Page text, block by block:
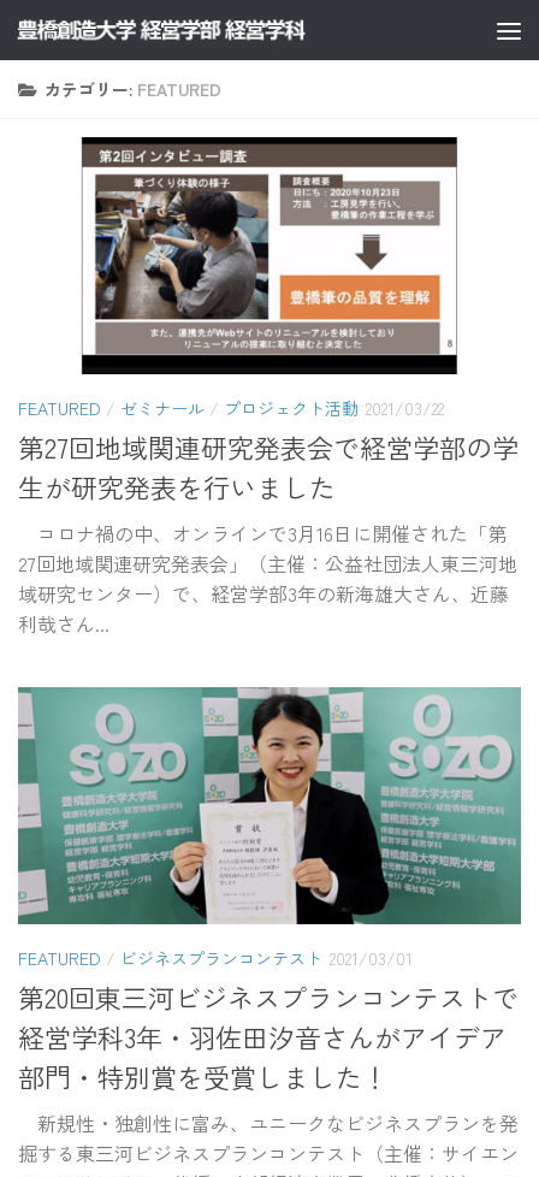
コンテンツへスキップ
カテゴリー: FEATURED
FEATURED / ゼミナール / プロジェクト活動 2021/03/22
第27回地域関連研究発表会で経営学部の学
生が研究発表を行いました
コロナ禍の中、オンラインで3月16日に開催された「第
27回地域関連研究発表会」（主催：公益社団法人東三河地
域研究センター）で、経営学部3年の新海雄大さん、近藤
利哉さん...
FEATURED / ビジネスプランコンテスト 2021/03/01
第20回東三河ビジネスプランコンテストで
経営学科3年・羽佐田汐音さんがアイデア
部門・特別賞を受賞しました！
新規性・独創性に富み、ユニークなビジネスプランを発
掘する東三河ビジネスプランコンテスト（主催：サイエン